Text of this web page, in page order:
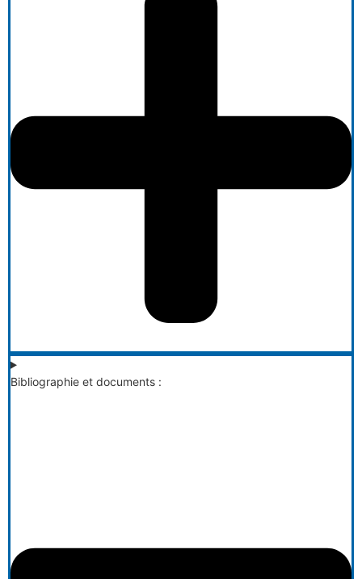
Bibliographie et documents :